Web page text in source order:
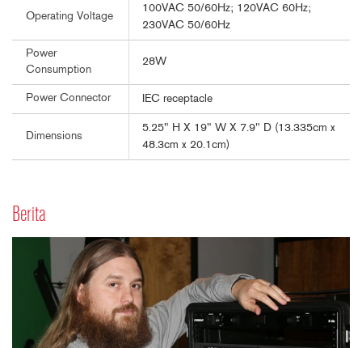
Operating Voltage
100VAC 50/60Hz; 120VAC 60Hz;
230VAC 50/60Hz
Power
Consumption
28W
Power Connector IEC receptacle
Dimensions
5.25" H X 19" W X 7.9" D (13.335cm x
48.3cm x 20.1cm)
Berita